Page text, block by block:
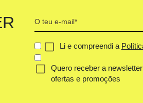
Your
CONCENT
(OBRIGATÓRIO)
Li e compreendi a
Quero receber a
ofertas e promoções